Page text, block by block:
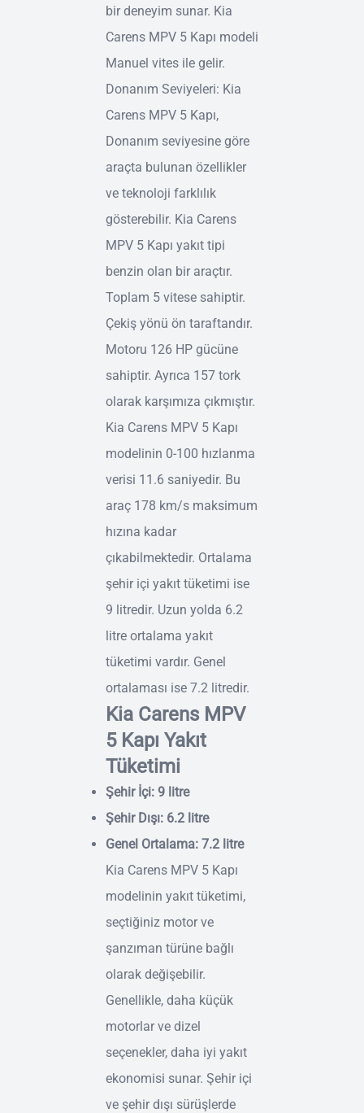
bir deneyim sunar. Kia
Carens MPV 5 Kapı modeli
Manuel vites ile gelir.
Donanım Seviyeleri: Kia
Carens MPV 5 Kapı,
Donanım seviyesine göre
araçta bulunan özellikler
ve teknoloji farklılık
gösterebilir. Kia Carens
MPV 5 Kapı yakıt tipi
benzin olan bir araçtır.
Toplam 5 vitese sahiptir.
Çekiş yönü ön taraftandır.
Motoru 126 HP gücüne
sahiptir. Ayrıca 157 tork
olarak karşımıza çıkmıştır.
Kia Carens MPV 5 Kapı
modelinin 0-100 hızlanma
verisi 11.6 saniyedir. Bu
araç 178 km/s maksimum
hızına kadar
çıkabilmektedir. Ortalama
şehir içi yakıt tüketimi ise
9 litredir. Uzun yolda 6.2
litre ortalama yakıt
tüketimi vardır. Genel
ortalaması ise 7.2 litredir.
Kia Carens MPV
5 Kapı Yakıt
Tüketimi
Şehir İçi: 9 litre
Şehir Dışı: 6.2 litre
Genel Ortalama: 7.2 litre
Kia Carens MPV 5 Kapı
modelinin yakıt tüketimi,
seçtiğiniz motor ve
şanzıman türüne bağlı
olarak değişebilir.
Genellikle, daha küçük
motorlar ve dizel
seçenekler, daha iyi yakıt
ekonomisi sunar. Şehir içi
ve şehir dışı sürüşlerde